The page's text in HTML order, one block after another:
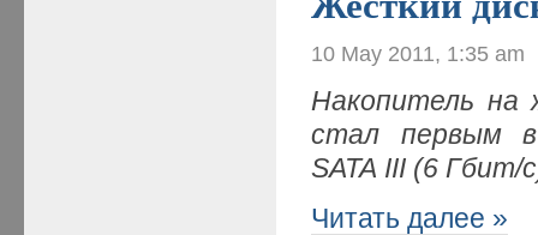
10 May 2011, 1:35 am
Накопитель на
стал первым
SATA III (6 Гбит/
Читать далее »